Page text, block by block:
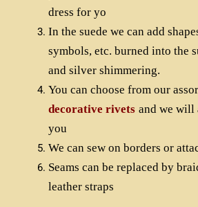
dress for yo
In the suede we can add
symbols, etc. burned into the
and silver shimmering.
You can choose from our
decorative rivets and we will
you
We can sew on borders or
Seams can be replaced by
leather straps